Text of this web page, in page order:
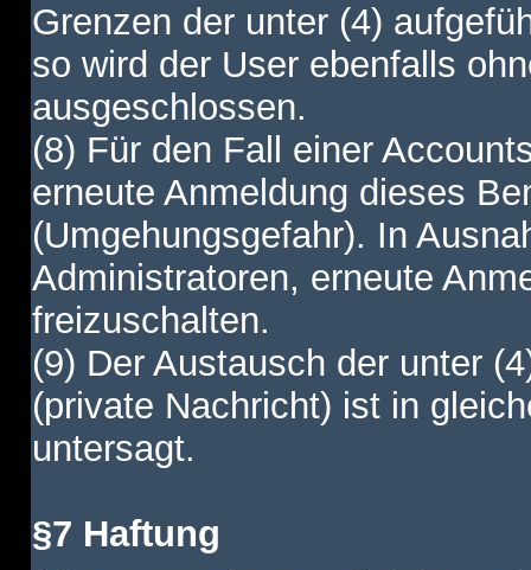
Grenzen der unter (4)
so wird der User ebenfalls
ausgeschlossen.
(8) Für den Fall einer
erneute Anmeldung dieses
(Umgehungsgefahr). In
Administratoren, erneute
freizuschalten.
(9) Der Austausch der unter
(private Nachricht) ist in
untersagt.
§7 Haftung